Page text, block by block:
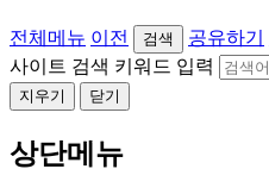
전체메뉴 이전 검색 공유하기
사이트 검색 키워드 입력
지우기
닫기
상단메뉴